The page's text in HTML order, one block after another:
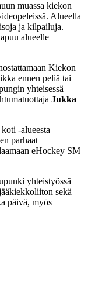
muassa kiekon
Alueella
ja kilpailuja.
alueelle
Kiekon
ennen peliä tai
yhteisessä
Jukka
-alueesta
parhaat
eHockey SM
yhteistyössä
sekä
päivä, myös